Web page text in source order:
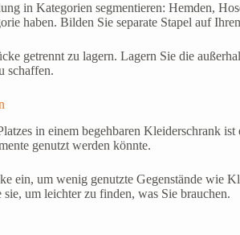
in Kategorien segmentieren: Hemden,
haben. Bilden Sie separate Stapel auf
getrennt zu lagern. Lagern Sie die
schaffen.
in einem begehbaren Kleiderschrank
genutzt werden könnte.
ein, um wenig genutzte Gegenstände wie
um leichter zu finden, was Sie brauchen.